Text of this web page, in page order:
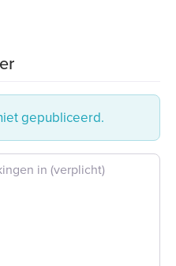
gepubliceerd.